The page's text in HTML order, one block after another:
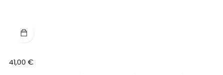
Prix
41,00 €